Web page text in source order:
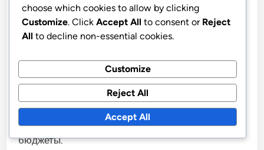
Будущие тренды в дисплейной рекламе будут
сосредоточены на персонализации,
автоматизации и использовании новых
технологий, таких как искусственный интеллект.
Эти изменения помогут компаниям более
эффективно взаимодействовать с целевой
аудиторией и оптимизировать рекламные
бюджеты.
choose which cookies to allow by clicking
Customize. Click Accept All to consent or Reject
All to decline non-essential cookies.
Customize
Reject All
Accept All